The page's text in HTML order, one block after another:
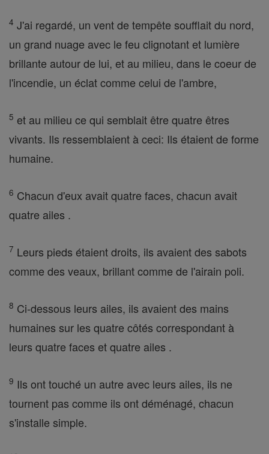
4 J'ai regardé, un vent de tempête soufflait du nord,
un grand nuage avec le feu clignotant et lumière
brillante autour de lui, et au milieu, dans le coeur de
l'incendie, un éclat comme celui de l'ambre,
5 et au milieu ce qui semblait être quatre êtres
vivants. Ils ressemblaient à ceci: Ils étaient de forme
humaine.
6 Chacun d'eux avait quatre faces, chacun avait
quatre ailes .
7 Leurs pieds étaient droits, ils avaient des sabots
comme des veaux, brillant comme de l'airain poli.
8 Ci-dessous leurs ailes, ils avaient des mains
humaines sur les quatre côtés correspondant à
leurs quatre faces et quatre ailes .
9 Ils ont touché un autre avec leurs ailes, ils ne
tournent pas comme ils ont déménagé, chacun
s'installe simple.